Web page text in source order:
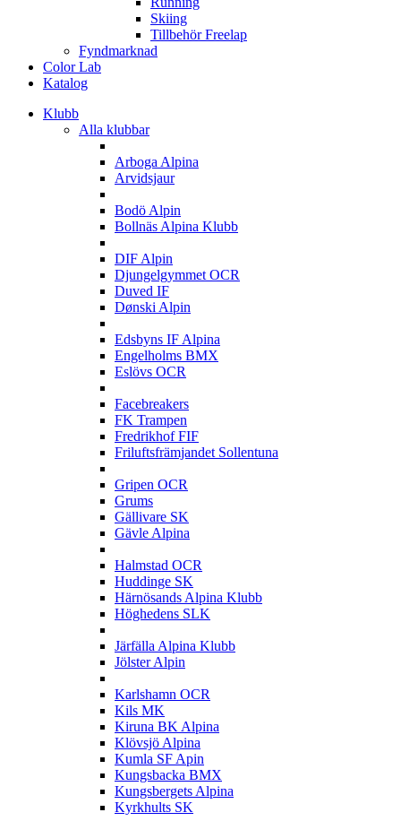
Skiing
Tillbehör Freelap
Fyndmarknad
Color Lab
Katalog
Klubb
Alla klubbar
Arboga Alpina
Arvidsjaur
Bodö Alpin
Bollnäs Alpina Klubb
DIF Alpin
Djungelgymmet OCR
Duved IF
Dønski Alpin
Edsbyns IF Alpina
Engelholms BMX
Eslövs OCR
Facebreakers
FK Trampen
Fredrikhof FIF
Friluftsfrämjandet Sollentuna
Gripen OCR
Grums
Gällivare SK
Gävle Alpina
Halmstad OCR
Huddinge SK
Härnösands Alpina Klubb
Höghedens SLK
Järfälla Alpina Klubb
Jölster Alpin
Karlshamn OCR
Kils MK
Kiruna BK Alpina
Klövsjö Alpina
Kumla SF Apin
Kungsbacka BMX
Kungsbergets Alpina
Kyrkhults SK